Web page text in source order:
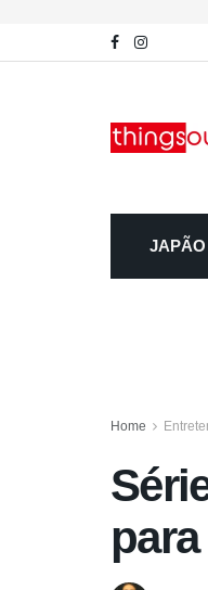
JAPÃO
Home